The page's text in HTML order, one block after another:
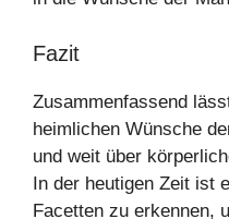
Fazit
Zusammenfassend
heimlichen Wünsche
und weit über
In der heutigen Zeit ist
Facetten zu erkennen,